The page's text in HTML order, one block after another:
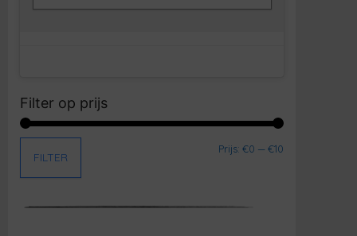
Filter op prijs
FILTER
Prijs: €0 — €10